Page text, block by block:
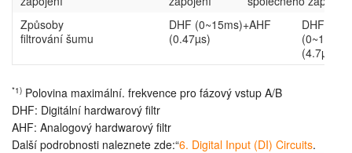
Způsoby
filtrování šumu
DHF (0~15ms)+AHF
(0.47µs)
DHF
(4.7µs)
*1) Polovina maximální. frekvence pro fázový vstup A/B
DHF: Digitální hardwarový filtr
AHF: Analogový hardwarový filtr
Další podrobnosti naleznete zde:“6. Digital Input (DI) Circuits.